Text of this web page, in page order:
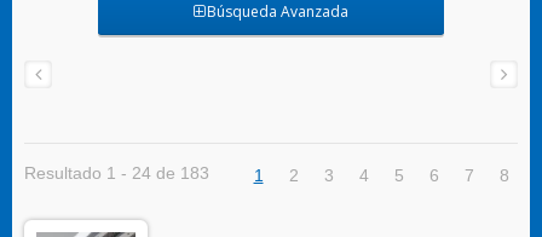
Búsqueda Avanzada
Resultado 1 - 24 de 183 1 2 3 4 5 6 7 8